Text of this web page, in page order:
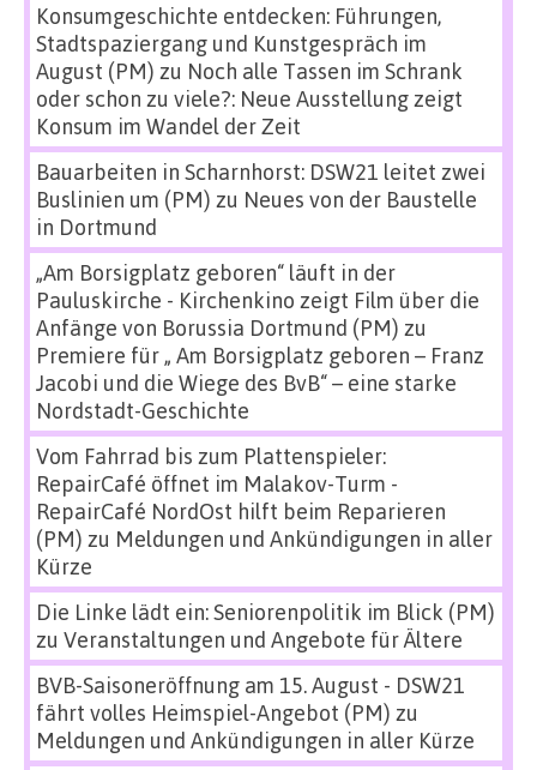
Konsumgeschichte entdecken: Führungen,
Stadtspaziergang und Kunstgespräch im
August (PM) zu Noch alle Tassen im Schrank
oder schon zu viele?: Neue Ausstellung zeigt
Konsum im Wandel der Zeit
Bauarbeiten in Scharnhorst: DSW21 leitet zwei
Buslinien um (PM) zu Neues von der Baustelle
in Dortmund
„Am Borsigplatz geboren“ läuft in der
Pauluskirche - Kirchenkino zeigt Film über die
Anfänge von Borussia Dortmund (PM) zu
Premiere für „ Am Borsigplatz geboren – Franz
Jacobi und die Wiege des BvB“ – eine starke
Nordstadt-Geschichte
Vom Fahrrad bis zum Plattenspieler:
RepairCafé öffnet im Malakov-Turm -
RepairCafé NordOst hilft beim Reparieren
(PM) zu Meldungen und Ankündigungen in aller
Kürze
Die Linke lädt ein: Seniorenpolitik im Blick (PM)
zu Veranstaltungen und Angebote für Ältere
BVB-Saisoneröffnung am 15. August - DSW21
fährt volles Heimspiel-Angebot (PM) zu
Meldungen und Ankündigungen in aller Kürze